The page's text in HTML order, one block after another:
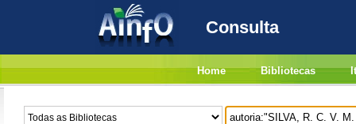
Consulta
Home Bibliotecas